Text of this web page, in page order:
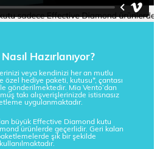
Hazırlanıyor?
veya kendinizi her an mutlu
özel hediye paketi, kutusu*, çantası
gönderilmektedir. Mia Vento’dan
takı alışverişlerinizde istisnasız
uygulanmaktadır.
büyük Effective Diamond kutu
ürünlerde geçerlidir. Geri kalan
şık bir şekilde
kullanılmaktadır.